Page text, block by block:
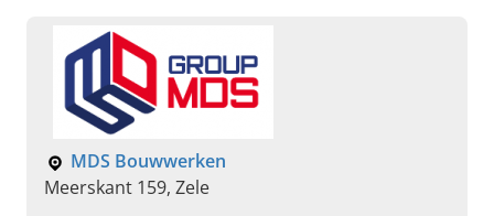
MDS Bouwwerken
Meerskant 159, Zele